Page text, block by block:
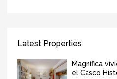
Latest Properties
Magnífica
el Casco